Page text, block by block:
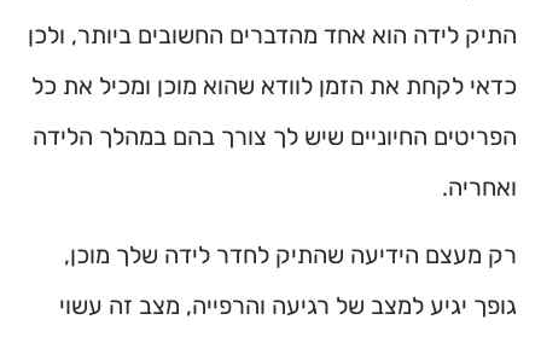
התיק לידה הוא אחד מהדברים החשובים ביותר, ולכן
כדאי לקחת את הזמן לוודא שהוא מוכן ומכיל את כל
הפריטים החיוניים שיש לך צורך בהם במהלך הלידה
ואחריה.
רק מעצם הידיעה שהתיק לחדר לידה שלך מוכן,
גופך יגיע למצב של רגיעה והרפייה, מצב זה עשוי